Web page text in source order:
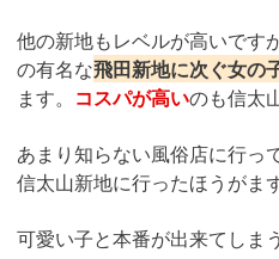
他の新地もレベルが高いです
の有名な飛田新地に次ぐ女の
ます。 コスパが高いのも信太
あまり知らない風俗店に行っ
信太山新地に行ったほうがま
可愛い子と本番が出来てしま